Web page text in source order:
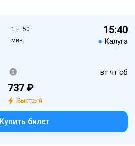
1 ч. 50
мин.
15:40
● Калуга
вт чт сб
737 ₽
Быстрый
Купить билет